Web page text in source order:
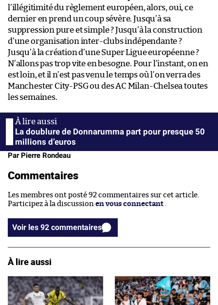
l’illégitimité du règlement européen, alors, oui, ce
dernier en prend un coup sévère. Jusqu’à sa
suppression pure et simple ? Jusqu’à la construction
d’une organisation inter-clubs indépendante ?
Jusqu’à la création d’une Super Ligue européenne ?
N’allons pas trop vite en besogne. Pour l’instant, on en
est loin, et il n’est pas venu le temps où l’on verra des
Manchester City-PSG ou des AC Milan-Chelsea toutes
les semaines.
La doublure de Donnarumma part pour presque 50
millions d’euros
Par Pierre Rondeau
Commentaires
Les membres ont posté 92 commentaires sur cet article.
Participez à la discussion en vous connectant .
Voir les 92 commentaires
À lire aussi